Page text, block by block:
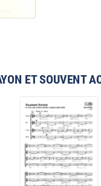
ET SOUVENT